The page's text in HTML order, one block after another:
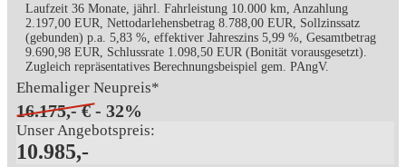
Laufzeit 36 Monate, jährl. Fahrleistung 10.000 km, Anzahlung
2.197,00 EUR, Nettodarlehensbetrag 8.788,00 EUR, Sollzinssatz
(gebunden) p.a. 5,83 %, effektiver Jahreszins 5,99 %, Gesamtbetrag
9.690,98 EUR, Schlussrate 1.098,50 EUR (Bonität vorausgesetzt).
Zugleich repräsentatives Berechnungsbeispiel gem. PAngV.
Ehemaliger Neupreis*
16.175,- € - 32%
Unser Angebotspreis:
10.985,-